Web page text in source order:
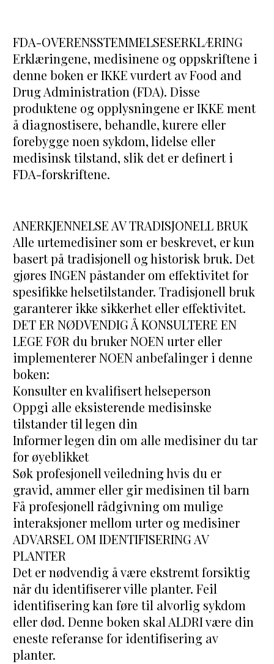
FDA-OVERENSSTEMMELSESERKLÆRING
Erklæringene, medisinene og oppskriftene i
denne boken er IKKE vurdert av Food and
Drug Administration (FDA). Disse
produktene og opplysningene er IKKE ment
å diagnostisere, behandle, kurere eller
forebygge noen sykdom, lidelse eller
medisinsk tilstand, slik det er definert i
FDA-forskriftene.
ANERKJENNELSE AV TRADISJONELL BRUK
Alle urtemedisiner som er beskrevet, er kun
basert på tradisjonell og historisk bruk. Det
gjøres INGEN påstander om effektivitet for
spesifikke helsetilstander. Tradisjonell bruk
garanterer ikke sikkerhet eller effektivitet.
DET ER NØDVENDIG Å KONSULTERE EN
LEGE FØR du bruker NOEN urter eller
implementerer NOEN anbefalinger i denne
boken:
Konsulter en kvalifisert helseperson
Oppgi alle eksisterende medisinske
tilstander til legen din
Informer legen din om alle medisiner du tar
for øyeblikket
Søk profesjonell veiledning hvis du er
gravid, ammer eller gir medisinen til barn
Få profesjonell rådgivning om mulige
interaksjoner mellom urter og medisiner
ADVARSEL OM IDENTIFISERING AV
PLANTER
Det er nødvendig å være ekstremt forsiktig
når du identifiserer ville planter. Feil
identifisering kan føre til alvorlig sykdom
eller død. Denne boken skal ALDRI være din
eneste referanse for identifisering av
planter.